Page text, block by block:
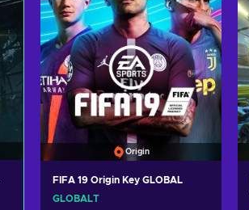
Origin
FIFA 19 Origin Key GLOBAL
GLOBALT